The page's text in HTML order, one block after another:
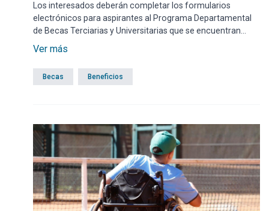
Los interesados deberán completar los formularios
electrónicos para aspirantes al Programa Departamental
de Becas Terciarias y Universitarias que se encuentran
disponibles en el sitio web de la Intendencia de Maldonado.
marzo inclusive.
Ver más
Becas Beneficios